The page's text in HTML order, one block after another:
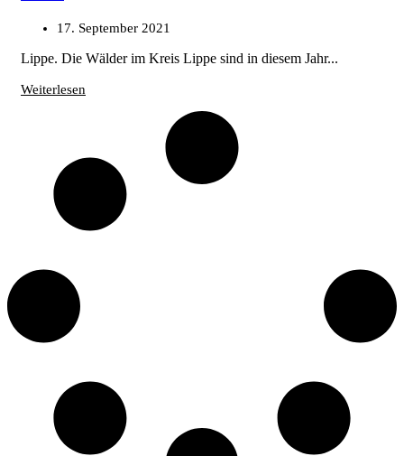
17. September 2021
Lippe. Die Wälder im Kreis Lippe sind in diesem Jahr...
Weiterlesen